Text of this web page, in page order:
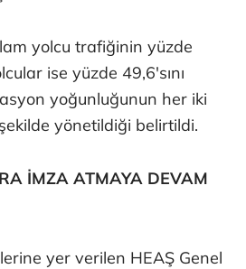
yolcu trafiğinin yüzde
ise yüzde 49,6'sını
yoğunluğunun her iki
yönetildiği belirtildi.
İMZA ATMAYA DEVAM
yer verilen HEAŞ Genel